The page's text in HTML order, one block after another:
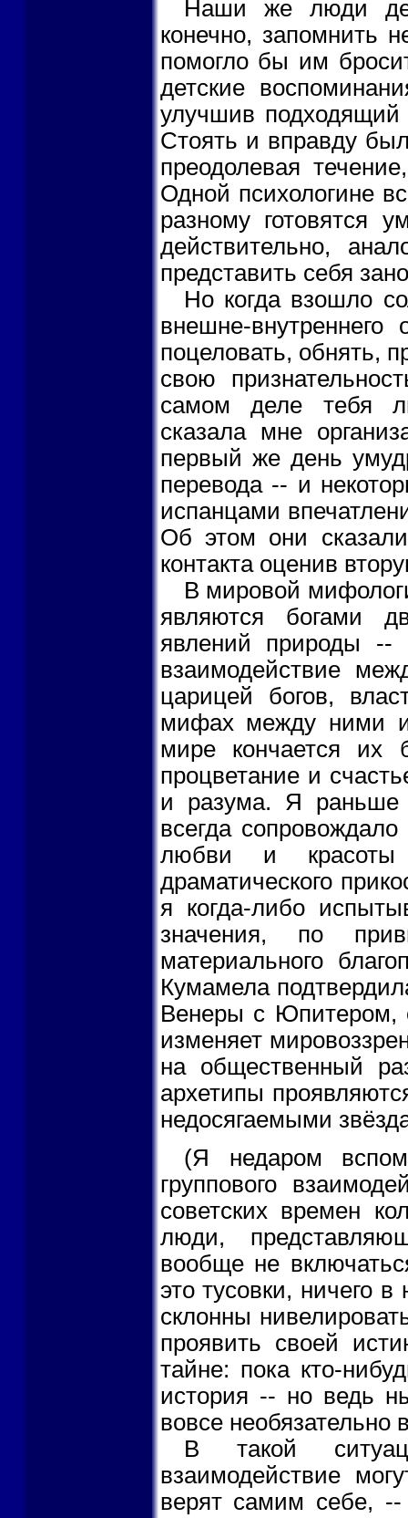
Наши же люди
конечно, запомнить
помогло бы им
детские
улучшив
Стоять и вправду
преодолевая
Одной психологине
разному готовятся
действительно,
представить себя
Но когда взошло
внешне-
поцеловать, обнять,
свою
самом деле тебя
сказала мне
первый же день
перевода -- и
испанцами
Об этом они
контакта оценив
В мировой
являются богами
явлений природы --
взаимодействие
царицей богов,
мифах между ними
мире кончается их
процветание и
и разума. Я раньше
всегда
любви и
драматического
я когда-либо
значения, по
материального
Кумамела
Венеры с Юпитером,
изменяет
на общественный
архетипы
недосягаемыми
(Я недаром
группового
советских времен
люди,
вообще не
это тусовки, ничего
склонны
проявить своей
тайне: пока кто-
история -- но ведь
вовсе необязательно
В такой
взаимодействие
верят самим себе,